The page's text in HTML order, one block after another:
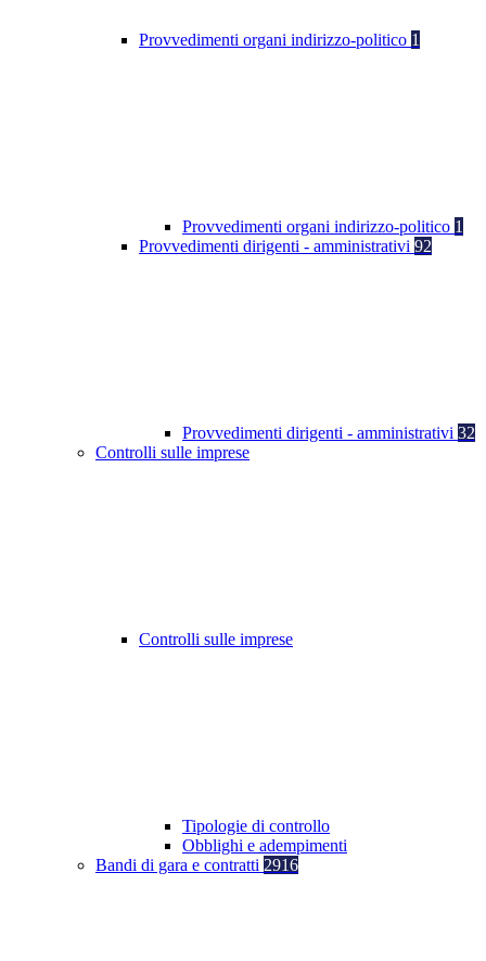
Provvedimenti organi indirizzo-politico 1
Provvedimenti organi indirizzo-politico 1
Provvedimenti dirigenti - amministrativi 92
Provvedimenti dirigenti - amministrativi 32
Controlli sulle imprese
Controlli sulle imprese
Tipologie di controllo
Obblighi e adempimenti
Bandi di gara e contratti 2916